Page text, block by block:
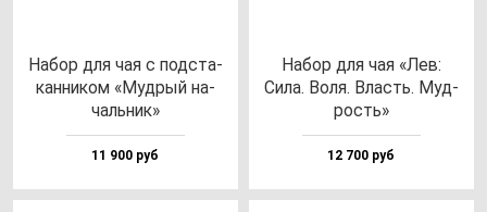
Набор для чая с под­ста­
кан­ни­ком «Муд­рый на­
чаль­ник»
11 900 руб
Набор для чая «Лев:
Сила. Воля. Власть. Муд­
рость»
12 700 руб